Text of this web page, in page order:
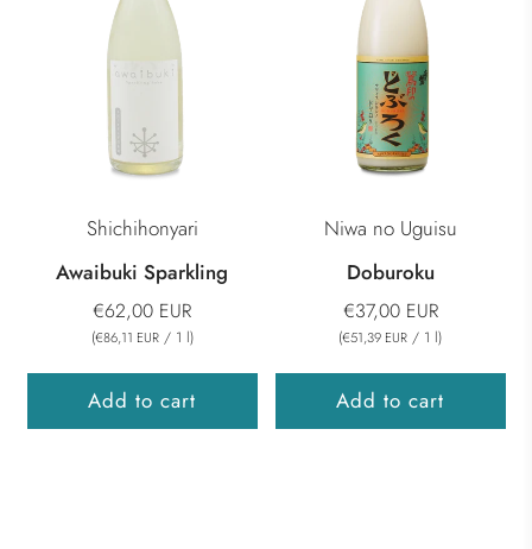
Shichihonyari
Awaibuki Sparkling
€62,00 EUR
(€86,11 EUR / 1 l)
Add to cart
Niwa no Uguisu
Doburoku
€37,00 EUR
(€51,39 EUR / 1 l)
Add to cart